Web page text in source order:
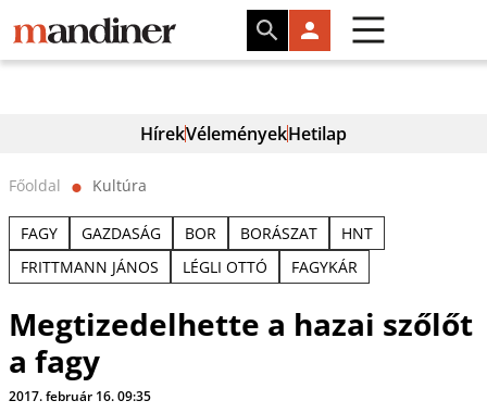
HírekVéleményekHetilap
Főoldal ⬤ Kultúra
FAGY GAZDASÁG BOR BORÁSZAT
HNT
FRITTMANN JÁNOS
LÉGLI OTTÓ FAGYKÁR
Megtizedelhette a hazai szőlőt
a fagy
2017. február 16. 09:35